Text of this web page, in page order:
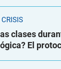
clases
El